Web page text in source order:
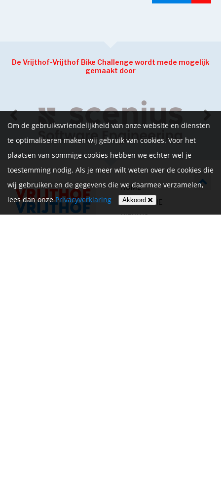
De Vrijthof-Vrijthof Bike Challenge wordt mede mogelijk
gemaakt door
HOME
INFORMATIE
NIEUWS
Om de gebruiksvriendelijkheid van onze website en diensten
te optimaliseren maken wij gebruik van cookies. Voor het
plaatsen van sommige cookies hebben we echter wel je
toestemming nodig. Als je meer wilt weten over de cookies die
wij gebruiken en de gegevens die we daarmee verzamelen,
lees dan onzePrivacyverklaring Akkoord